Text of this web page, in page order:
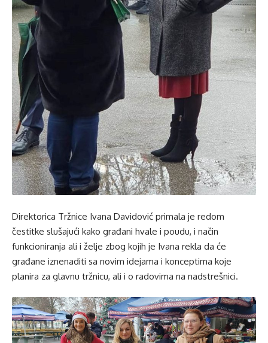
Direktorica Tržnice Ivana Davidović primala je redom
čestitke slušajući kako građani hvale i poudu, i način
funkcioniranja ali i želje zbog kojih je Ivana rekla da će
građane iznenaditi sa novim idejama i konceptima koje
planira za glavnu tržnicu, ali i o radovima na nadstrešnici.